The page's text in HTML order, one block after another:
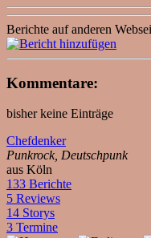
Berichte auf anderen
Kommentare:
bisher keine Einträge
Chefdenker
Punkrock, Deutschpunk
aus Köln
133 Berichte
5 Reviews
14 Storys
3 Termine